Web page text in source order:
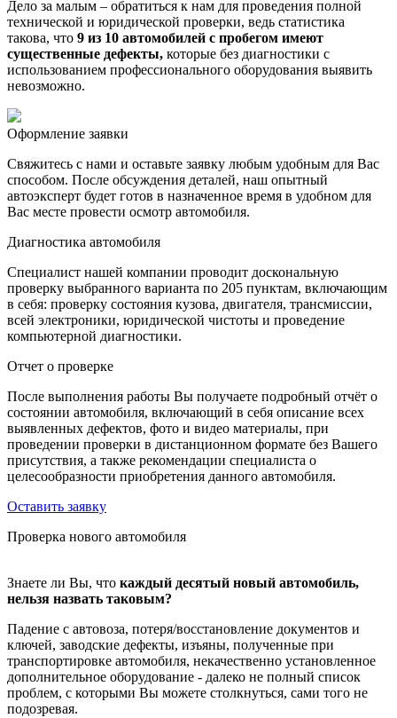
Дело за малым – обратиться к нам для проведения полной
технической и юридической проверки, ведь статистика
такова, что 9 из 10 автомобилей с пробегом имеют
существенные дефекты, которые без диагностики с
использованием профессионального оборудования выявить
невозможно.
Оформление заявки
Свяжитесь с нами и оставьте заявку любым удобным для Вас
способом. После обсуждения деталей, наш опытный
автоэксперт будет готов в назначенное время в удобном для
Вас месте провести осмотр автомобиля.
Диагностика автомобиля
Специалист нашей компании проводит доскональную
проверку выбранного варианта по 205 пунктам, включающим
в себя: проверку состояния кузова, двигателя, трансмиссии,
всей электроники, юридической чистоты и проведение
компьютерной диагностики.
Отчет о проверке
После выполнения работы Вы получаете подробный отчёт о
состоянии автомобиля, включающий в себя описание всех
выявленных дефектов, фото и видео материалы, при
проведении проверки в дистанционном формате без Вашего
присутствия, а также рекомендации специалиста о
целесообразности приобретения данного автомобиля.
Оставить заявку
Проверка нового автомобиля
Знаете ли Вы, что каждый десятый новый автомобиль,
нельзя назвать таковым?
Падение с автовоза, потеря/восстановление документов и
ключей, заводские дефекты, изъяны, полученные при
транспортировке автомобиля, некачественно установленное
дополнительное оборудование - далеко не полный список
проблем, с которыми Вы можете столкнуться, сами того не
подозревая.